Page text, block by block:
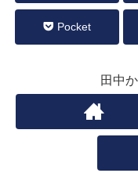
Pocket
田中